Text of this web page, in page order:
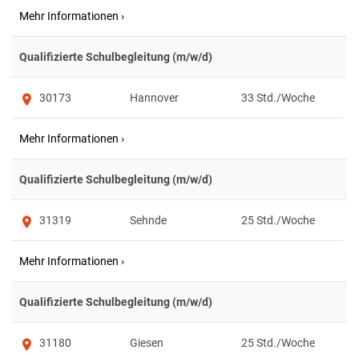
Qualifizierte Schulbegleitung (m/w/d)
30173 Hannover 33
Qualifizierte Schulbegleitung (m/w/d)
31319 Sehnde 25
Qualifizierte Schulbegleitung (m/w/d)
31180 Giesen 25